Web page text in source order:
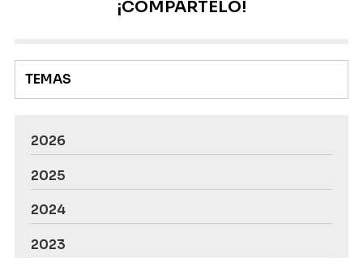
TEMAS
a explicarle ahora mismo desde Escariz Abogados,
¡COMPÁRTELO!
2026
2025
2024
2023